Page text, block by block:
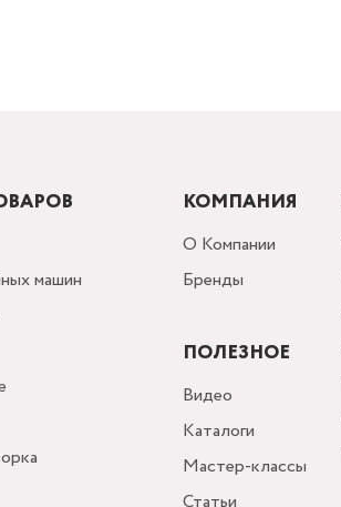
машин
КОМПАНИЯ
О Компании
Бренды
ПОЛЕЗНОЕ
Видео
Каталоги
Мастер-классы